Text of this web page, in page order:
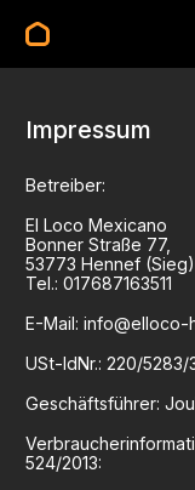
Impressum
Betreiber:
El Loco Mexicano
Bonner Straße 77,
53773 Hennef (Sieg)
Tel.: 017687163511
E-Mail: info@elloco-
USt-IdNr.: 220/5283/
Geschäftsführer:
524/2013: